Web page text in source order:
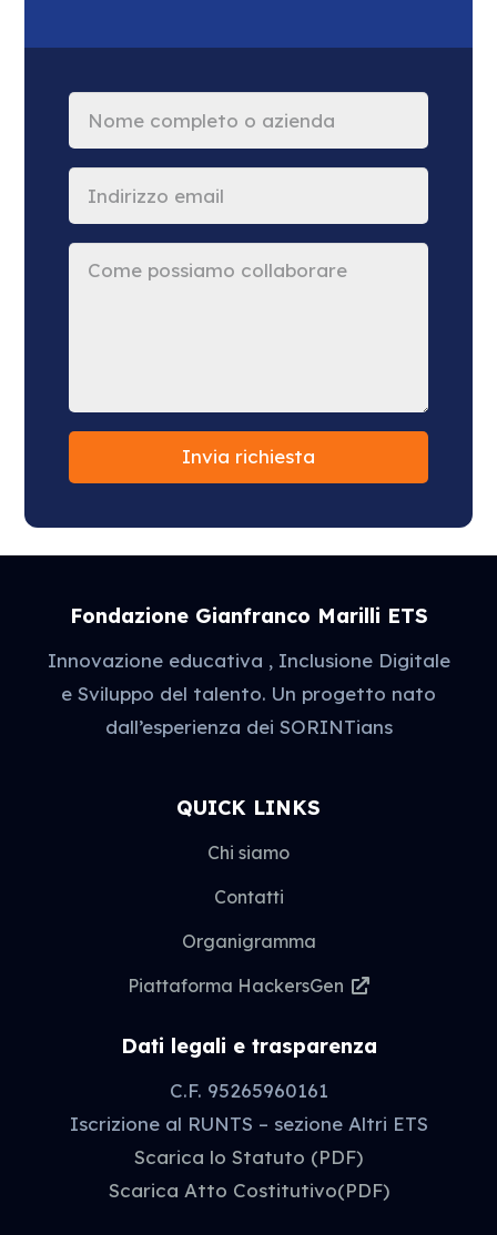
Invia richiesta
Fondazione Gianfranco Marilli ETS
Innovazione educativa , Inclusione Digitale
e Sviluppo del talento. Un progetto nato
dall’esperienza dei SORINTians
QUICK LINKS
Chi siamo
Contatti
Organigramma
Piattaforma HackersGen
Dati legali e trasparenza
C.F. 95265960161
Iscrizione al RUNTS – sezione Altri ETS
Scarica lo Statuto (PDF)
Scarica Atto Costitutivo(PDF)